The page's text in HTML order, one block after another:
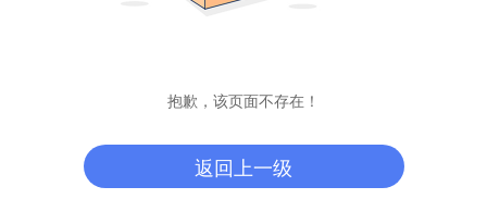
抱歉，该页面不存在！
返回上一级